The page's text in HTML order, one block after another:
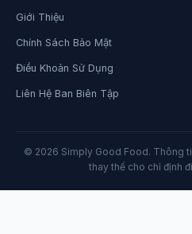
Giới Thiệu
Chính Sách Bảo Mật
Điều Khoản Sử Dụng
Liên Hệ Ban Biên Tập
© 2026 Simply Good Food. Thông
thay thế cho chỉ định